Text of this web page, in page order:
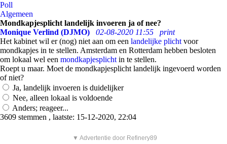
Poll
Algemeen
Mondkapjesplicht landelijk invoeren ja of nee?
Monique Verlind (DJMO)
02-08-2020 11:55
print
Het kabinet wil er (nog) niet aan om een landelijke plicht voor
mondkapjes in te stellen. Amsterdam en Rotterdam hebben besloten
om lokaal wel een mondkapjesplicht in te stellen.
Roept u maar. Moet de mondkapjesplicht landelijk ingevoerd worden
of niet?
Ja, landelijk invoeren is duidelijker
Nee, alleen lokaal is voldoende
Anders; reageer...
3609 stemmen , laatste: 15-12-2020, 22:04
▼ Advertentie door Refinery89